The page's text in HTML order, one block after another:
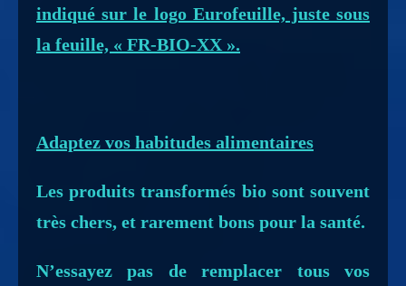
indiqué sur le logo Eurofeuille, juste sous
la feuille, « FR-BIO-XX ».
Adaptez vos habitudes alimentaires
Les produits transformés bio sont souvent
très chers, et rarement bons pour la santé.
N’essayez pas de remplacer tous vos